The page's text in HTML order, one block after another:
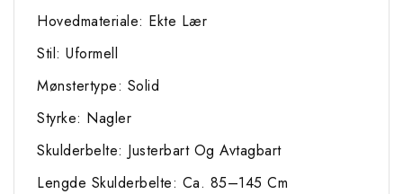
Hovedmateriale: Ekte Lær
Stil: Uformell
Mønstertype: Solid
Styrke: Nagler
Skulderbelte: Justerbart Og Avtagbart
Lengde Skulderbelte: Ca. 85–145 Cm